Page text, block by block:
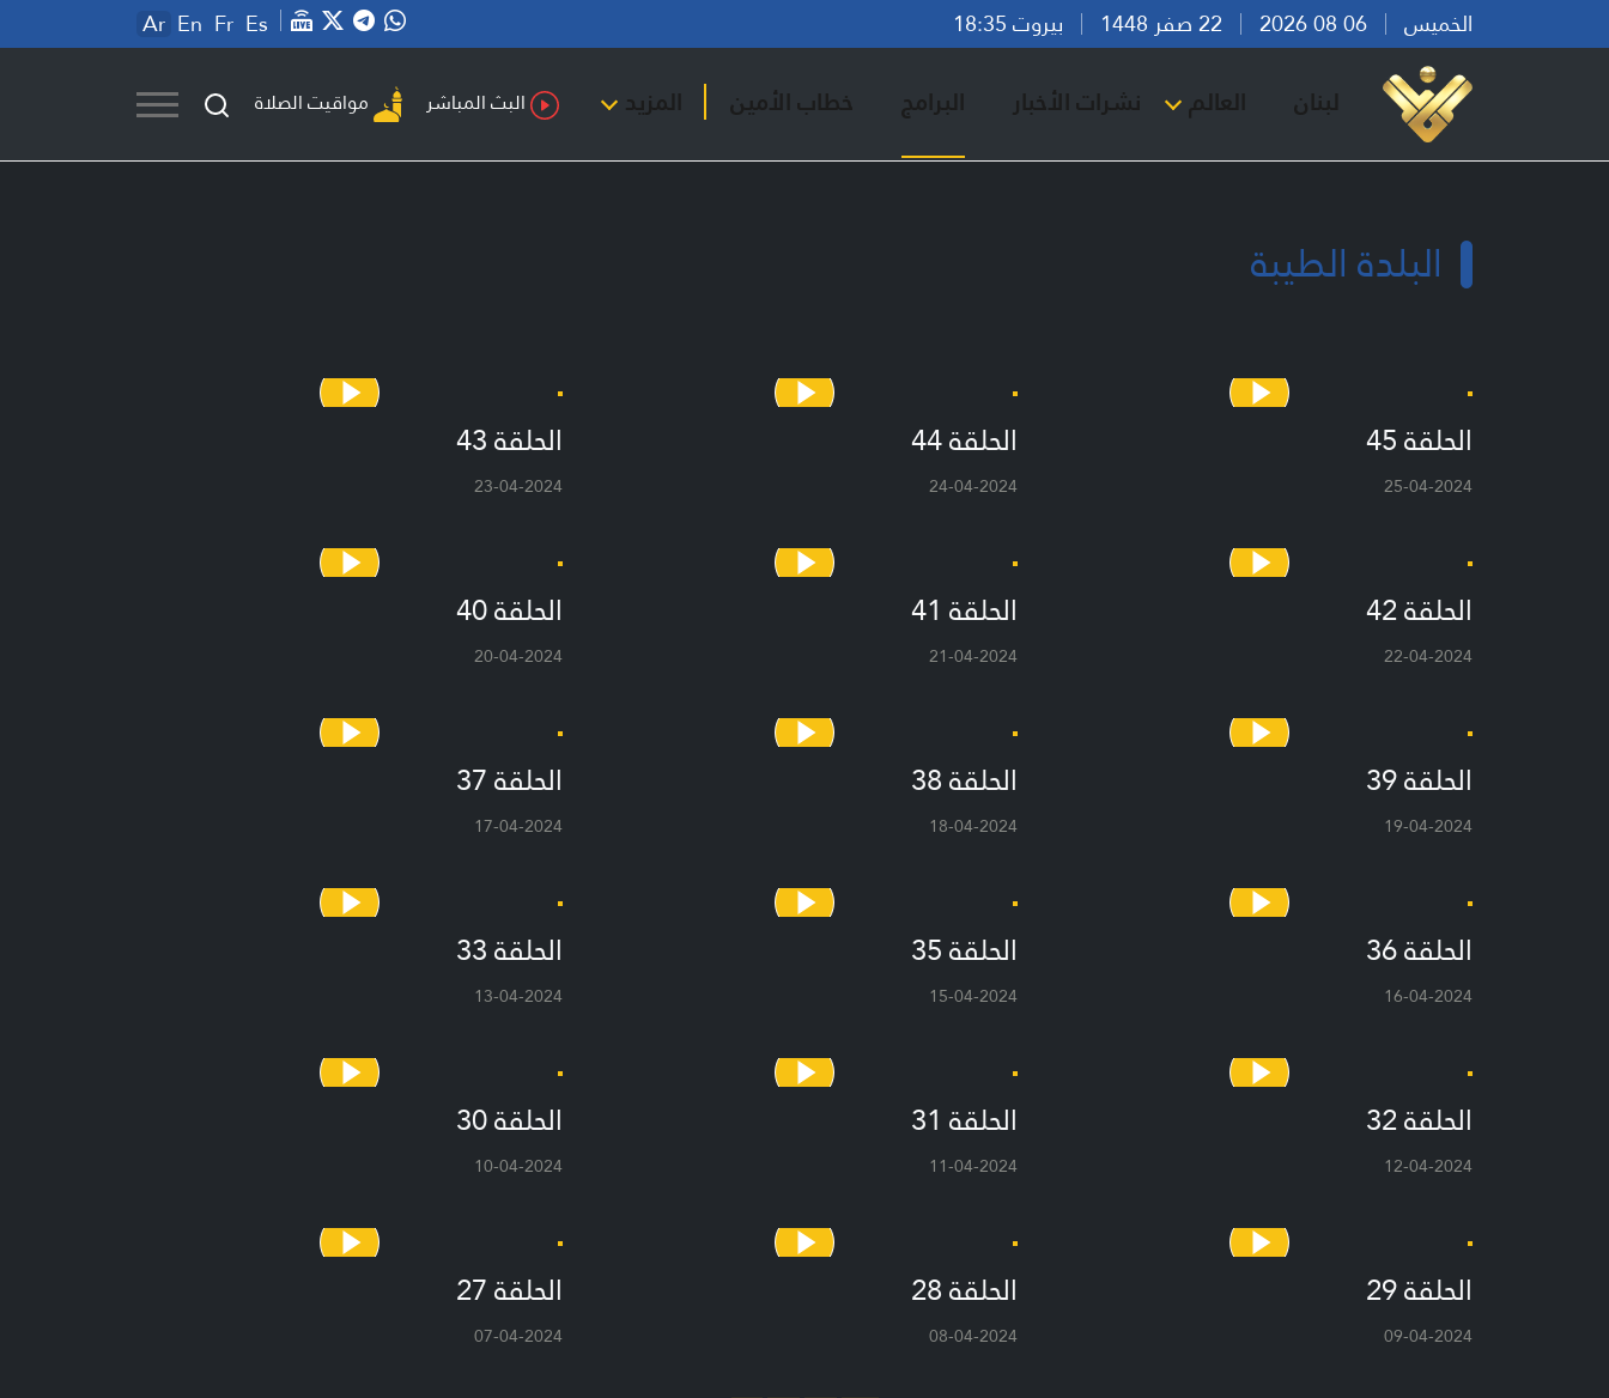
الخميس بيروت 18:35 Ar En Fr Es
لبنان العالم نشرات الأخبار البرامج خطاب الأمين المزيد البث المباشر مواقيت الصلاة
البلدة الطيبة
الحلقة 45
25-04-2024
الحلقة 44
24-04-2024
الحلقة 43
23-04-2024
الحلقة 42
22-04-2024
الحلقة 41
21-04-2024
الحلقة 40
20-04-2024
الحلقة 39
19-04-2024
الحلقة 38
18-04-2024
الحلقة 37
17-04-2024
الحلقة 36
16-04-2024
الحلقة 35
15-04-2024
الحلقة 33
13-04-2024
الحلقة 32
12-04-2024
الحلقة 31
11-04-2024
الحلقة 30
10-04-2024
الحلقة 29
09-04-2024
الحلقة 28
08-04-2024
الحلقة 27
07-04-2024